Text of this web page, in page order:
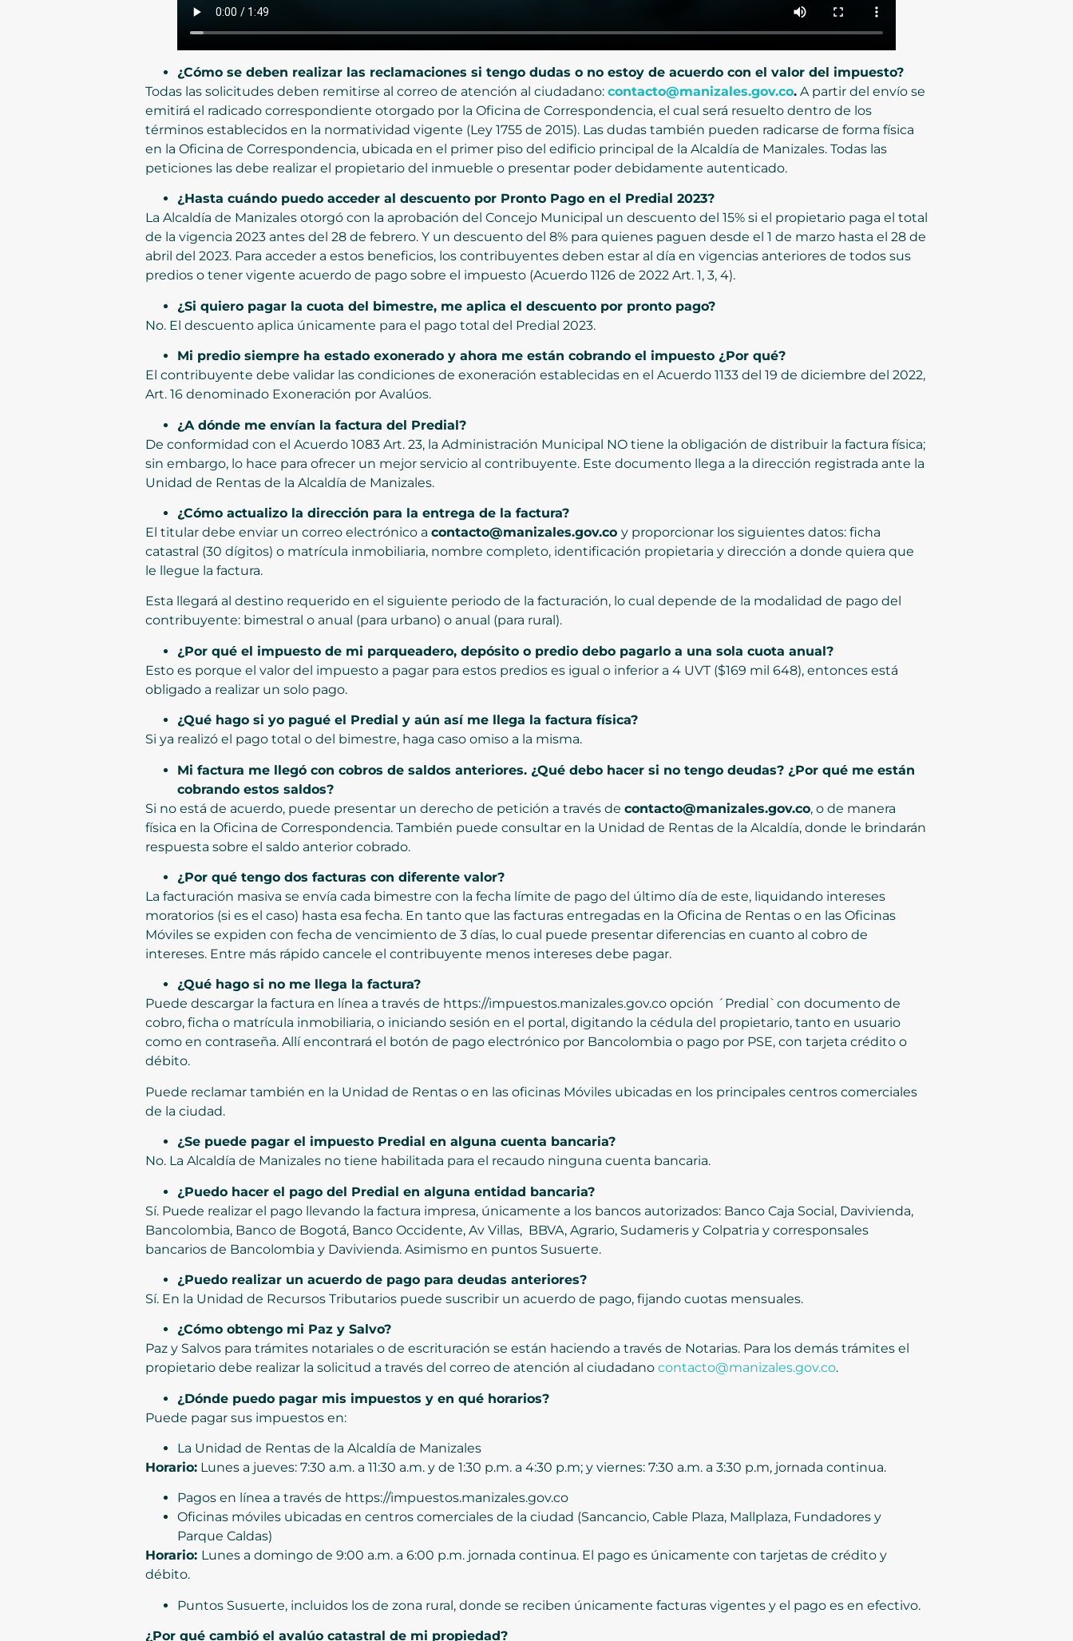
¿Cómo se deben realizar las reclamaciones si tengo dudas o no estoy de acuerdo con el valor del impuesto?
Todas las solicitudes deben remitirse al correo de atención al ciudadano: contacto@manizales.gov.co. A partir del envío se
emitirá el radicado correspondiente otorgado por la Oficina de Correspondencia, el cual será resuelto dentro de los
términos establecidos en la normatividad vigente (Ley 1755 de 2015). Las dudas también pueden radicarse de forma física
en la Oficina de Correspondencia, ubicada en el primer piso del edificio principal de la Alcaldía de Manizales. Todas las
peticiones las debe realizar el propietario del inmueble o presentar poder debidamente autenticado.
¿Hasta cuándo puedo acceder al descuento por Pronto Pago en el Predial 2023?
La Alcaldía de Manizales otorgó con la aprobación del Concejo Municipal un descuento del 15% si el propietario paga el total
de la vigencia 2023 antes del 28 de febrero. Y un descuento del 8% para quienes paguen desde el 1 de marzo hasta el 28 de
abril del 2023. Para acceder a estos beneficios, los contribuyentes deben estar al día en vigencias anteriores de todos sus
predios o tener vigente acuerdo de pago sobre el impuesto (Acuerdo 1126 de 2022 Art. 1, 3, 4).
¿Si quiero pagar la cuota del bimestre, me aplica el descuento por pronto pago?
No. El descuento aplica únicamente para el pago total del Predial 2023.
Mi predio siempre ha estado exonerado y ahora me están cobrando el impuesto ¿Por qué?
El contribuyente debe validar las condiciones de exoneración establecidas en el Acuerdo 1133 del 19 de diciembre del 2022,
Art. 16 denominado Exoneración por Avalúos.
¿A dónde me envían la factura del Predial?
De conformidad con el Acuerdo 1083 Art. 23, la Administración Municipal NO tiene la obligación de distribuir la factura física;
sin embargo, lo hace para ofrecer un mejor servicio al contribuyente. Este documento llega a la dirección registrada ante la
Unidad de Rentas de la Alcaldía de Manizales.
¿Cómo actualizo la dirección para la entrega de la factura?
El titular debe enviar un correo electrónico a contacto@manizales.gov.co y proporcionar los siguientes datos: ficha
catastral (30 dígitos) o matrícula inmobiliaria, nombre completo, identificación propietaria y dirección a donde quiera que
le llegue la factura.
Esta llegará al destino requerido en el siguiente periodo de la facturación, lo cual depende de la modalidad de pago del
contribuyente: bimestral o anual (para urbano) o anual (para rural).
¿Por qué el impuesto de mi parqueadero, depósito o predio debo pagarlo a una sola cuota anual?
Esto es porque el valor del impuesto a pagar para estos predios es igual o inferior a 4 UVT ($169 mil 648), entonces está
obligado a realizar un solo pago.
¿Qué hago si yo pagué el Predial y aún así me llega la factura física?
Si ya realizó el pago total o del bimestre, haga caso omiso a la misma.
Mi factura me llegó con cobros de saldos anteriores. ¿Qué debo hacer si no tengo deudas? ¿Por qué me están
cobrando estos saldos?
Si no está de acuerdo, puede presentar un derecho de petición a través de contacto@manizales.gov.co, o de manera
física en la Oficina de Correspondencia. También puede consultar en la Unidad de Rentas de la Alcaldía, donde le brindarán
respuesta sobre el saldo anterior cobrado.
¿Por qué tengo dos facturas con diferente valor?
La facturación masiva se envía cada bimestre con la fecha límite de pago del último día de este, liquidando intereses
moratorios (si es el caso) hasta esa fecha. En tanto que las facturas entregadas en la Oficina de Rentas o en las Oficinas
Móviles se expiden con fecha de vencimiento de 3 días, lo cual puede presentar diferencias en cuanto al cobro de
intereses. Entre más rápido cancele el contribuyente menos intereses debe pagar.
¿Qué hago si no me llega la factura?
Puede descargar la factura en línea a través de https://impuestos.manizales.gov.co opción ´Predial`con documento de
cobro, ficha o matrícula inmobiliaria, o iniciando sesión en el portal, digitando la cédula del propietario, tanto en usuario
como en contraseña. Allí encontrará el botón de pago electrónico por Bancolombia o pago por PSE, con tarjeta crédito o
débito.
Puede reclamar también en la Unidad de Rentas o en las oficinas Móviles ubicadas en los principales centros comerciales
de la ciudad.
¿Se puede pagar el impuesto Predial en alguna cuenta bancaria?
No. La Alcaldía de Manizales no tiene habilitada para el recaudo ninguna cuenta bancaria.
¿Puedo hacer el pago del Predial en alguna entidad bancaria?
Sí. Puede realizar el pago llevando la factura impresa, únicamente a los bancos autorizados: Banco Caja Social, Davivienda,
Bancolombia, Banco de Bogotá, Banco Occidente, Av Villas, BBVA, Agrario, Sudameris y Colpatria y corresponsales
bancarios de Bancolombia y Davivienda. Asimismo en puntos Susuerte.
¿Puedo realizar un acuerdo de pago para deudas anteriores?
Sí. En la Unidad de Recursos Tributarios puede suscribir un acuerdo de pago, fijando cuotas mensuales.
¿Cómo obtengo mi Paz y Salvo?
Paz y Salvos para trámites notariales o de escrituración se están haciendo a través de Notarias. Para los demás trámites el
propietario debe realizar la solicitud a través del correo de atención al ciudadano contacto@manizales.gov.co.
¿Dónde puedo pagar mis impuestos y en qué horarios?
Puede pagar sus impuestos en:
La Unidad de Rentas de la Alcaldía de Manizales
Horario: Lunes a jueves: 7:30 a.m. a 11:30 a.m. y de 1:30 p.m. a 4:30 p.m; y viernes: 7:30 a.m. a 3:30 p.m, jornada continua.
Pagos en línea a través de https://impuestos.manizales.gov.co
Oficinas móviles ubicadas en centros comerciales de la ciudad (Sancancio, Cable Plaza, Mallplaza, Fundadores y
Parque Caldas)
Horario: Lunes a domingo de 9:00 a.m. a 6:00 p.m. jornada continua. El pago es únicamente con tarjetas de crédito y
débito.
Puntos Susuerte, incluidos los de zona rural, donde se reciben únicamente facturas vigentes y el pago es en efectivo.
¿Por qué cambió el avalúo catastral de mi propiedad?